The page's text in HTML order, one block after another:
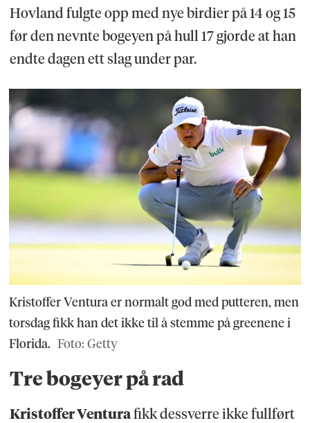
Hovland fulgte opp med nye birdier på 14 og 15
før den nevnte bogeyen på hull 17 gjorde at han
endte dagen ett slag under par.
Kristoffer Ventura er normalt god med putteren, men
torsdag fikk han det ikke til å stemme på greenene i
Florida. Foto: Getty
Tre bogeyer på rad
Kristoffer Venturafikk dessverre ikke fullført